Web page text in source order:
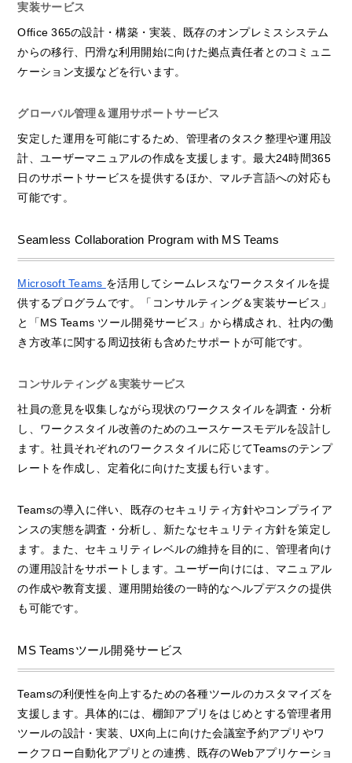
実装サービス
Office 365の設計・構築・実装、既存のオンプレミスシステム
からの移行、円滑な利用開始に向けた拠点責任者とのコミュニ
ケーション支援などを行います。
グローバル管理＆運用サポートサービス
安定した運用を可能にするため、管理者のタスク整理や運用設
計、ユーザーマニュアルの作成を支援します。最大24時間365
日のサポートサービスを提供するほか、マルチ言語への対応も
可能です。
Seamless Collaboration Program with MS Teams
Microsoft Teams を活用してシームレスなワークスタイルを提
供するプログラムです。「コンサルティング＆実装サービス」
と「MS Teams ツール開発サービス」から構成され、社内の働
き方改革に関する周辺技術も含めたサポートが可能です。
コンサルティング＆実装サービス
社員の意見を収集しながら現状のワークスタイルを調査・分析
し、ワークスタイル改善のためのユースケースモデルを設計し
ます。社員それぞれのワークスタイルに応じてTeamsのテンプ
レートを作成し、定着化に向けた支援も行います。
Teamsの導入に伴い、既存のセキュリティ方針やコンプライア
ンスの実態を調査・分析し、新たなセキュリティ方針を策定し
ます。また、セキュリティレベルの維持を目的に、管理者向け
の運用設計をサポートします。ユーザー向けには、マニュアル
の作成や教育支援、運用開始後の一時的なヘルプデスクの提供
も可能です。
MS Teamsツール開発サービス
Teamsの利便性を向上するための各種ツールのカスタマイズを
支援します。具体的には、棚卸アプリをはじめとする管理者用
ツールの設計・実装、UX向上に向けた会議室予約アプリやワ
ークフロー自動化アプリとの連携、既存のWebアプリケーショ